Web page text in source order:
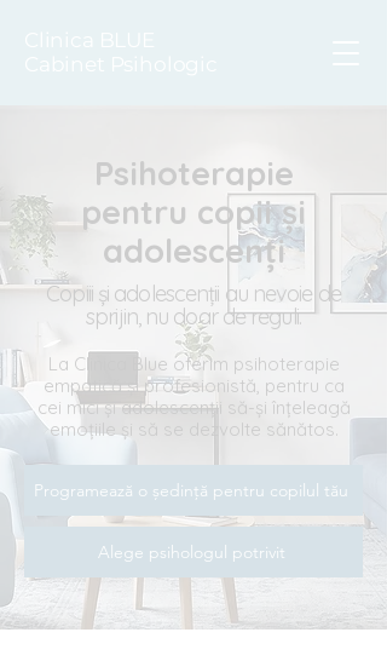
Psihoterapie
pentru copii și
adolescenți
Copiii și adolescenții au nevoie de
sprijin, nu doar de reguli.
La Clinica Blue oferim psihoterapie
empatică și profesionistă, pentru ca
cei mici și adolescenții să-și înțeleagă
emoțiile și să se dezvolte sănătos.
Programează o ședință pentru copilul tău
Alege psihologul potrivit